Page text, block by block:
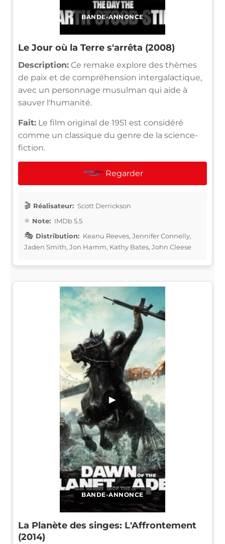
BANDE-ANNONCE
Le Jour où la Terre s'arrêta (2008)
Description: Ce remake explore des thèmes
de paix et de compréhension intergalactique,
avec un personnage musulman qui aide à
sauver l'humanité.
Fait: Le film original de 1951 est considéré
comme un classique du genre de la science-
fiction.
Regarder
Réalisateur: Scott Derrickson
Note: IMDb 5.5
Distribution: Keanu Reeves, Jennifer Connelly,
Jaden Smith, Jon Hamm, Kathy Bates, John Cleese
BANDE-ANNONCE
▶
La Planète des singes: L'Affrontement
(2014)